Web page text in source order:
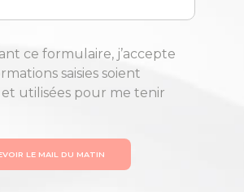
ce formulaire, j’accepte
saisies soient
et utilisées pour me tenir
LE MAIL DU MATIN